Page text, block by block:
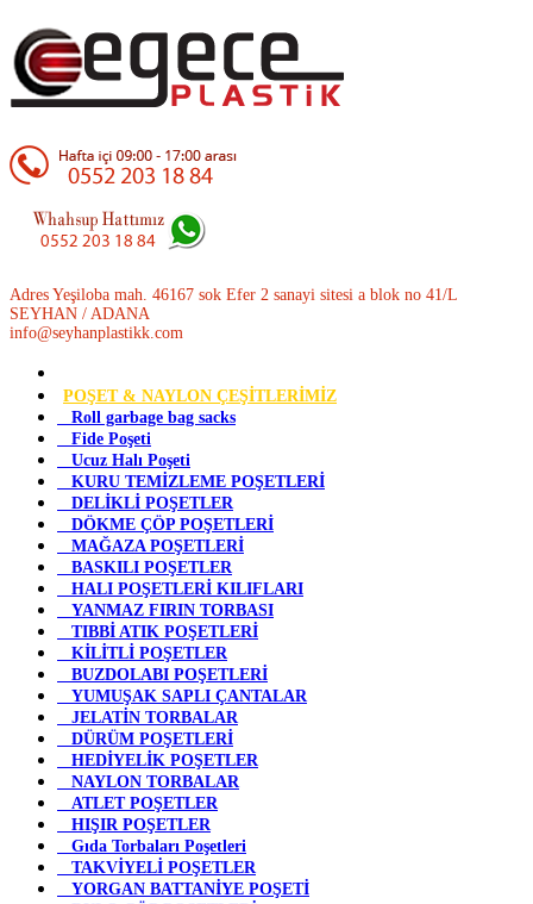
Adres Yeşiloba mah. 46167 sok Efer 2 sanayi sitesi a blok no 41/L
SEYHAN / ADANA
info@seyhanplastikk.com
POŞET & NAYLON ÇEŞİTLERİMİZ
Roll garbage bag sacks
Fide Poşeti
Ucuz Halı Poşeti
KURU TEMİZLEME POŞETLERİ
DELİKLİ POŞETLER
DÖKME ÇÖP POŞETLERİ
MAĞAZA POŞETLERİ
BASKILI POŞETLER
HALI POŞETLERİ KILIFLARI
YANMAZ FIRIN TORBASI
TIBBİ ATIK POŞETLERİ
KİLİTLİ POŞETLER
BUZDOLABI POŞETLERİ
YUMUŞAK SAPLI ÇANTALAR
JELATİN TORBALAR
DÜRÜM POŞETLERİ
HEDİYELİK POŞETLER
NAYLON TORBALAR
ATLET POŞETLER
HIŞIR POŞETLER
Gıda Torbaları Poşetleri
TAKVİYELİ POŞETLER
YORGAN BATTANİYE POŞETİ